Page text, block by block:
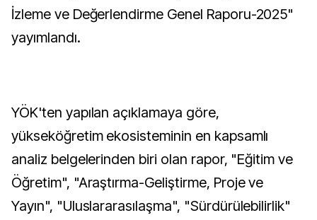
İzleme ve Değerlendirme Genel Raporu-2025"
yayımlandı.
YÖK'ten yapılan açıklamaya göre,
yükseköğretim ekosisteminin en kapsamlı
analiz belgelerinden biri olan rapor, "Eğitim ve
Öğretim", "Araştırma-Geliştirme, Proje ve
Yayın", "Uluslararasılaşma", "Sürdürülebilirlik"